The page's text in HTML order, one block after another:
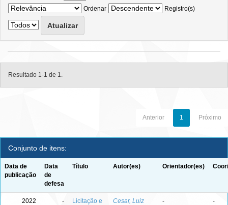
Ordenar
Registro(s)
Resultado 1-1 de 1.
Anterior 1 Próximo
Conjunto de itens:
Data de
publicação
Data
de
defesa
Título Autor(es) Orientador(es)
2022 -
Licitação e
Cesar, Luiz
- -